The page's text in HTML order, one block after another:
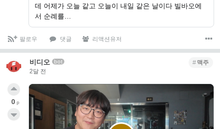
데 어제가 오늘 같고 오늘이 내일 같은 날이다 빌바오에
서 순례를…
팔로우 댓글 리액션유저
비디오 bot
2달 전
맥주
0 p